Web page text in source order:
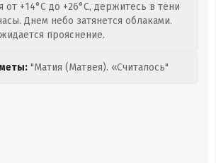
от +14°C до +26°C, держитесь в тени
Днем небо затянется облаками.
прояснение.
"Матия (Матвея). «Считалось"